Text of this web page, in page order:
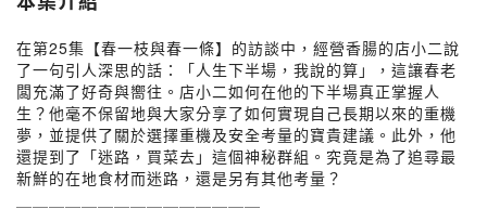
在第25集【春一枝與春一條】的訪談中，經營香腸的店小二說
了一句引人深思的話：「人生下半場，我說的算」，這讓春老
闆充滿了好奇與嚮往。店小二如何在他的下半場真正掌握人
生？他毫不保留地與大家分享了如何實現自己長期以來的重機
夢，並提供了關於選擇重機及安全考量的寶貴建議。此外，他
還提到了「迷路，買菜去」這個神秘群組。究竟是為了追尋最
新鮮的在地食材而迷路，還是另有其他考量？